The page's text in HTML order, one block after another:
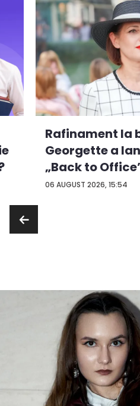
06 AUGUST 2026, 15:54
Rafinament la
Georgette a
„Back to